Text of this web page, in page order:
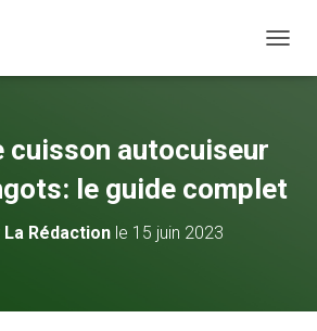
cuisson autocuiseur
le guide complet
La Rédactionle 15 juin 2023